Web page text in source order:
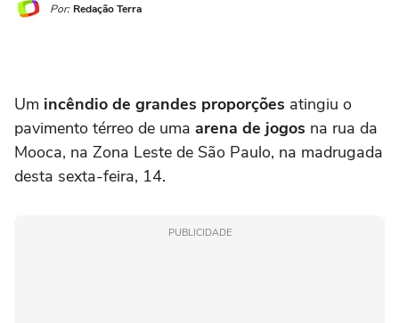
Por: Redação Terra
Um incêndio de grandes proporções atingiu o
pavimento térreo de uma arena de jogos na rua da
Mooca, na Zona Leste de São Paulo, na madrugada
desta sexta-feira, 14.
PUBLICIDADE